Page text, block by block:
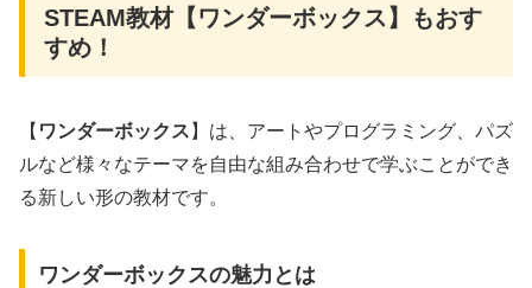
STEAM教材【ワンダーボックス】もおす
すめ！
【 ワンダーボックス 】は、アートやプログラミング、パズ
ルなど様々なテーマを自由な組み合わせで学ぶことができ
る新しい形の教材です。
ワンダーボックスの魅力とは